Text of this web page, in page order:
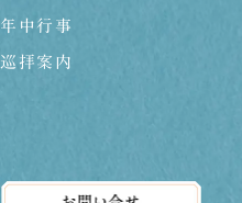
年中行事
巡拝案内